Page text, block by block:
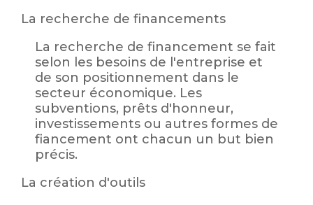
La recherche de financements
La recherche de financement se fait
selon les besoins de l'entreprise et
de son positionnement dans le
secteur économique. Les
subventions, prêts d'honneur,
investissements ou autres formes de
fiancement ont chacun un but bien
précis.
La création d'outils